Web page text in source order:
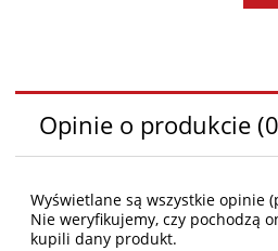
Opinie o produkcie
Wyświetlane są wszystkie opinie
Nie weryfikujemy, czy pochodzą
kupili dany produkt.